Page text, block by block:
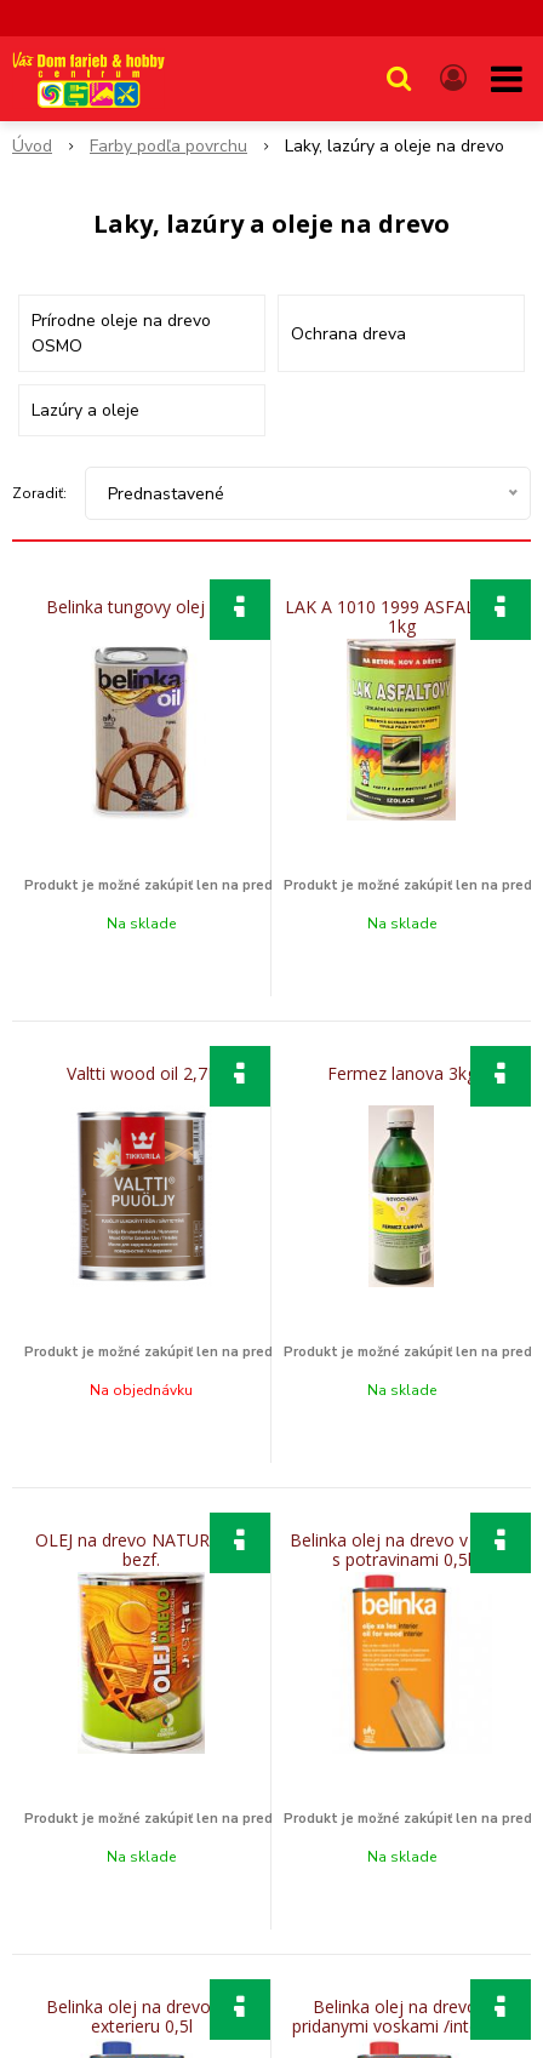
Úvod Farby podľa povrchu Laky, lazúry a oleje na drevo
Laky, lazúry a oleje na drevo
Prírodne oleje na drevo
OSMO
Ochrana dreva
Lazúry a oleje
Zoradiť: Prednastavené
Belinka tungovy olej 0,5l
Na sklade
LAK A 1010 1999 ASFALTOVY
1kg
Na sklade
Valtti wood oil 2,7L
Na objednávku
Fermez lanova 3kg
Na sklade
OLEJ na drevo NATUR 0,5L
bezf.
Na sklade
Belinka olej na drevo v styku
s potravinami 0,5l
Na sklade
Belinka olej na drevo do
exterieru 0,5l
Belinka olej na drevo s
pridanymi voskami /interier/
0,5l